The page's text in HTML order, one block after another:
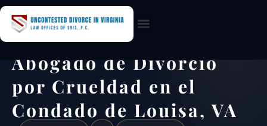
Abogado de Divorcio
por Crueldad en el
Condado de Louisa, VA